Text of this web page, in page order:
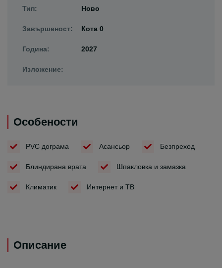
Тип: Ново
Завършеност: Кота 0
Година: 2027
Изложение:
Особености
PVC дограма Асансьор Безпреход
Блиндирана врата Шпакловка и замазка
Климатик Интернет и ТВ
Описание